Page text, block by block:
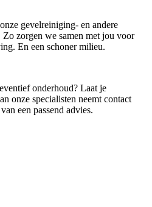
gevelreiniging- en andere
zorgen we samen met jou voor
En een schoner milieu.
onderhoud? Laat je
onze specialisten neemt contact
een passend advies.